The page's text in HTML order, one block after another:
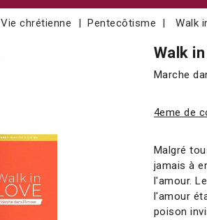
Vie chrétienne Pentecôtisme Walk
Walk
Marche
4eme de
Malgré
jamais à
l'amour.
l'amour
poison